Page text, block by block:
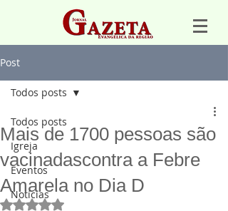
Post
Todos posts
Igreja
Eventos
Notícias
Todos posts
Mais de 1700 pessoas são
vacinadascontra a Febre
Amarela no Dia D
Avaliado com NaN de 5 estrelas.